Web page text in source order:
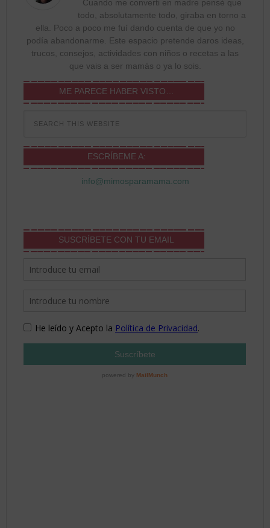
Cuando me converti en madre pensé que
todo, absolutamente todo, giraba en torno a
ella. Poco a poco me fuí dando cuenta de que yo no
podía abandonarme. Este espacio pretende daros ideas,
trucos, consejos, actividades con niños o recetas a las
que vais a ser mamás o ya lo sois.
ME PARECE HABER VISTO…
ESCRÍBEME A:
info@mimosparamama.com
SUSCRÍBETE CON TU EMAIL